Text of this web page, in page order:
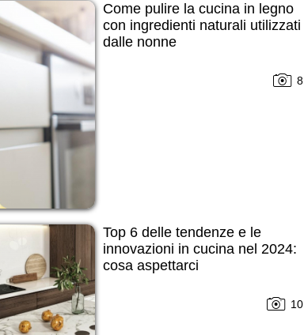
Come pulire la cucina in legno
con ingredienti naturali utilizzati
dalle nonne
8
Top 6 delle tendenze e le
innovazioni in cucina nel 2024:
cosa aspettarci
10